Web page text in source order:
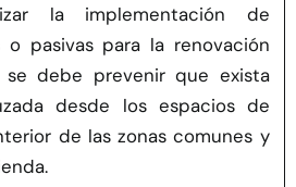
la implementación de
o pasivas para la renovación
debe prevenir que exista
desde los espacios de
de las zonas comunes y